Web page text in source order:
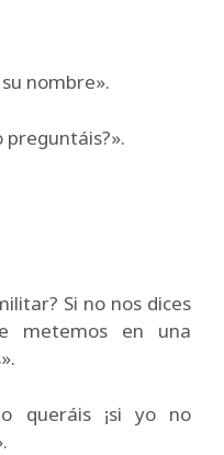
nombre».
preguntáis?».
Si no nos dices
metemos en una
queráis ¡si yo no